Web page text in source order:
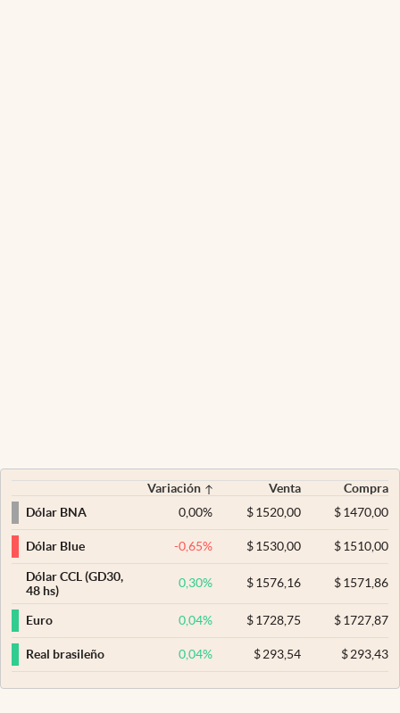
Variación Venta
Compra
Dólar BNA
0,00% $ 1520,00 $1470,00
Dólar Blue -0,65% $ 1530,00 $1510,00
Dólar CCL (GD30,
48 hs)
0,30% $ 1576,16 $1571,86
Euro 0,04% $ 1728,75 $1727,87
Real brasileño 0,04% $ 293,54 $293,43